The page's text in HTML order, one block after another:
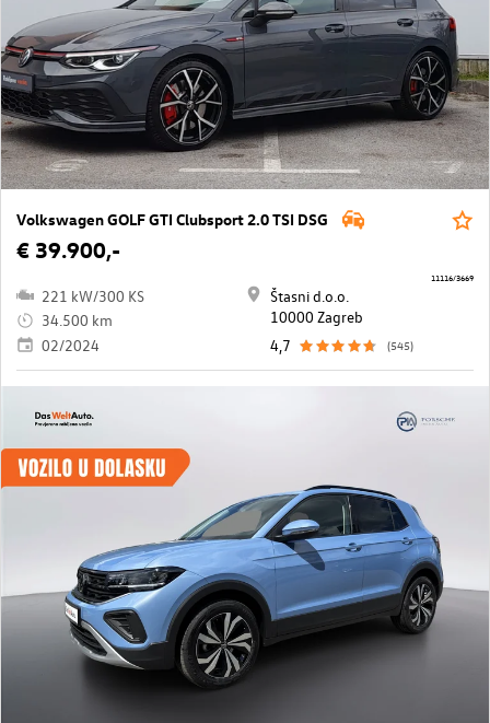
Volkswagen GOLF GTI Clubsport 2.0 TSI DSG
€ 39.900,-
221 kW/300 KS
34.500 km
02/2024
Štasni d.o.o.
10000 Zagreb
4,7
(545)
11116/3669